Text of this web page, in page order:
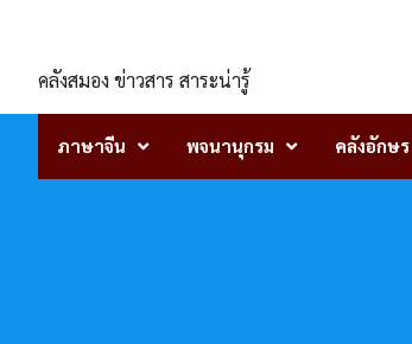
contentคลังสมอง ข่าวสาร สาระน่ารู้
ภาษาจีน พจนานุกรม คลังอักษร